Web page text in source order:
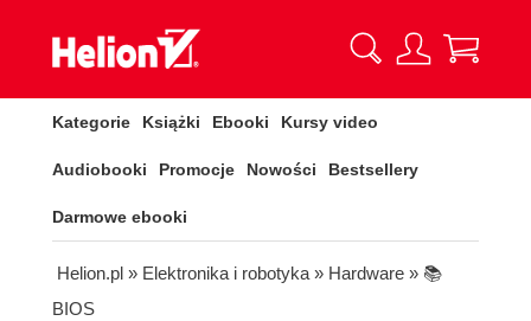
Kategorie Książki Ebooki Kursy video
Audiobooki Promocje Nowości Bestsellery
Darmowe ebooki
Helion.pl » Elektronika i robotyka » Hardware » 📚
BIOS